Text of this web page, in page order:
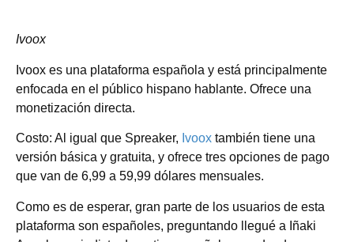
Ivoox
Ivoox es una plataforma española y está principalmente
enfocada en el público hispano hablante. Ofrece una
monetización directa.
Costo: Al igual que Spreaker, Ivoox también tiene una
versión básica y gratuita, y ofrece tres opciones de pago
que van de 6,99 a 59,99 dólares mensuales.
Como es de esperar, gran parte de los usuarios de esta
plataforma son españoles, preguntando llegué a Iñaki